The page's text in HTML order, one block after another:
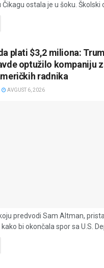
ostala je u šoku. Školski
plati $3,2 miliona:
optužilo kompaniju
radnika
AVGUST 6, 2026
predvodi Sam Altman,
bi okončala spor sa U.S.